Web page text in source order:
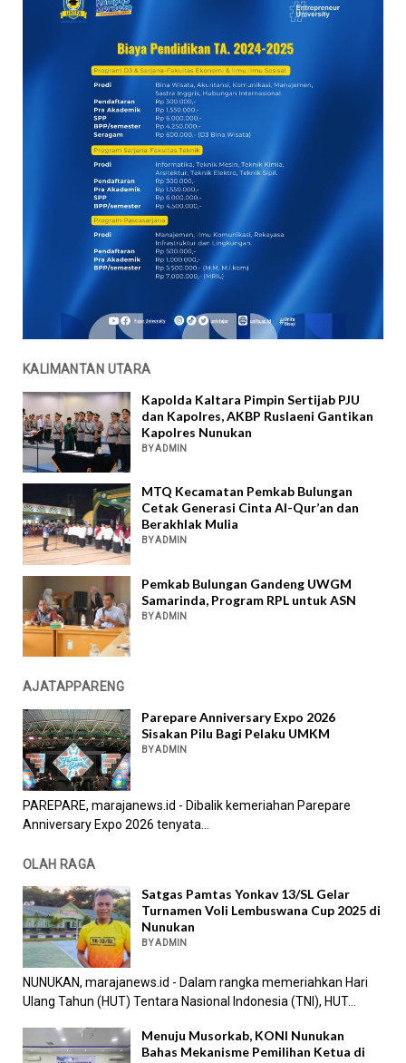
KALIMANTAN UTARA
Kapolda Kaltara Pimpin Sertijab PJU
dan Kapolres, AKBP Ruslaeni Gantikan
Kapolres Nunukan
BY ADMIN
MTQ Kecamatan Pemkab Bulungan
Cetak Generasi Cinta Al-Qur’an dan
Berakhlak Mulia
BY ADMIN
Pemkab Bulungan Gandeng UWGM
Samarinda, Program RPL untuk ASN
BY ADMIN
AJATAPPARENG
Parepare Anniversary Expo 2026
Sisakan Pilu Bagi Pelaku UMKM
BY ADMIN
PAREPARE, marajanews.id - Dibalik kemeriahan Parepare
Anniversary Expo 2026 tenyata...
OLAH RAGA
Satgas Pamtas Yonkav 13/SL Gelar
Turnamen Voli Lembuswana Cup 2025 di
Nunukan
BY ADMIN
NUNUKAN, marajanews.id - Dalam rangka memeriahkan Hari
Ulang Tahun (HUT) Tentara Nasional Indonesia (TNI), HUT...
Menuju Musorkab, KONI Nunukan
Bahas Mekanisme Pemilihan Ketua di